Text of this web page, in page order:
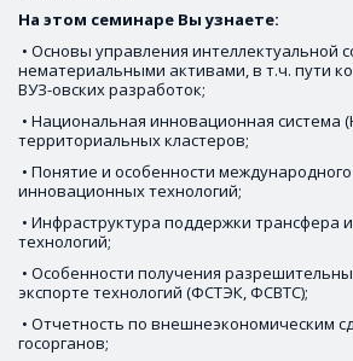
На этом семинаре Вы узнаете:
• Основы управления интеллектуальной
нематериальными активами, в т.ч. пути
ВУЗ-овских разработок;
• Национальная инновационная система
территориальных кластеров;
• Понятие и особенности
инновационных технологий;
• Инфраструктура поддержки трансфера
технологий;
экспорте технологий (ФСТЭК, ФСВТС);
• Отчетность по внешнеэкономическим
госорганов;